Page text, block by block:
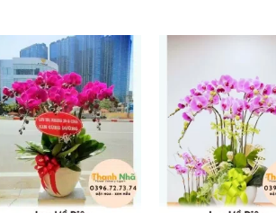
Add to
wishlist